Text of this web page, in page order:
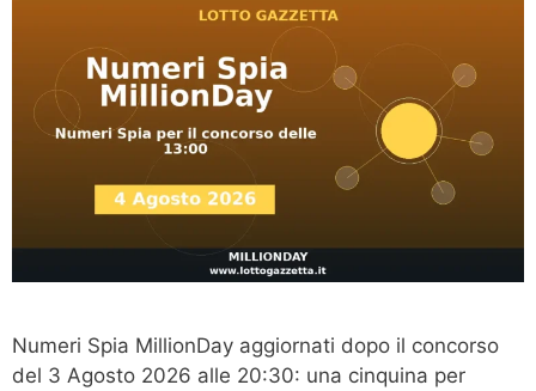
Numeri Spia MillionDay aggiornati dopo il concorso
del 3 Agosto 2026 alle 20:30: una cinquina per